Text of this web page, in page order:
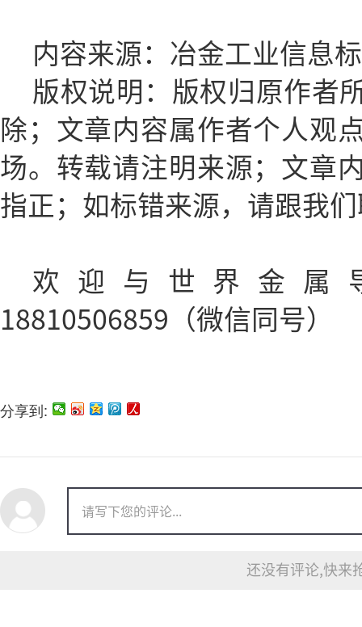
内容来源：冶金工业信息
版权说明：版权归原作者
除；文章内容属作者个人观
场。转载请注明来源；文章
指正；如标错来源，请跟我
欢迎与世界金属
18810506859（微信同号）
分享到:
还没有评论,快来